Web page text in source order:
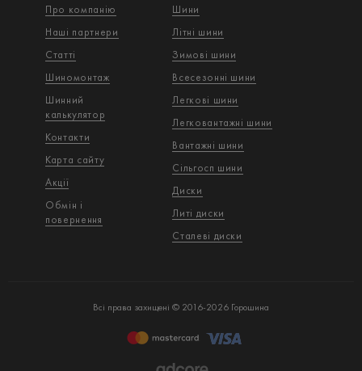
Про компанію
Наші партнери
Статті
Шиномонтаж
Шинний
калькулятор
Контакти
Карта сайту
Акції
Обмін і
повернення
Шини
Літні шини
Зимові шини
Всесезонні шини
Легкові шини
Легковантажнi шини
Вантажнi шини
Сільгосп шини
Диски
Литі диски
Сталеві диски
Всі права захищені © 2016-2026 Горошина